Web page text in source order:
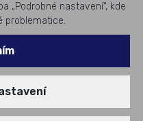
„Podrobné nastavení“, kde
problematice.